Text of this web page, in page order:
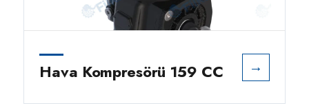
Hava Kompresörü 159 CC →